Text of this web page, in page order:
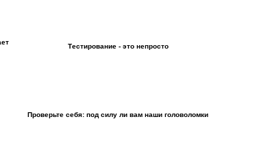
Тестирование - это непросто
Проверьте себя: под силу ли вам наши головоломки